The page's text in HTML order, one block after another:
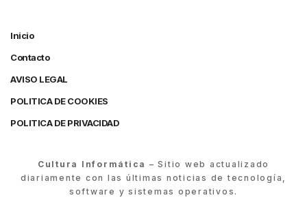
Inicio
Contacto
AVISO LEGAL
POLITICA DE COOKIES
POLITICA DE PRIVACIDAD
Cultura Informática – Sitio web actualizado
diariamente con las últimas noticias de tecnología,
software y sistemas operativos.